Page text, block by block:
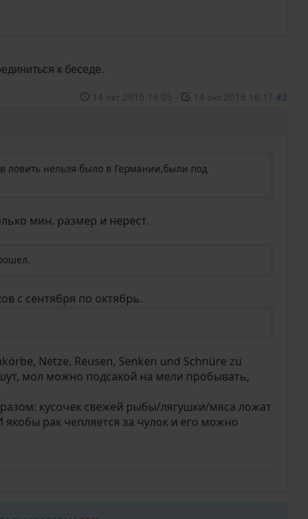
к беседе.
14 окт 2015 16:05 - 14 окт 2015 16:17 #3
ловить нельзя было в Германии,были под
мин. размер и нерест.
с сентября по октябрь.
Netze, Reusen, Senken und Schnüre zu
мол можно подсакой на мели пробывать,
кусочек свежей рыбы/лягушки/мяса ложат
рак чепляется за чулок и его можно